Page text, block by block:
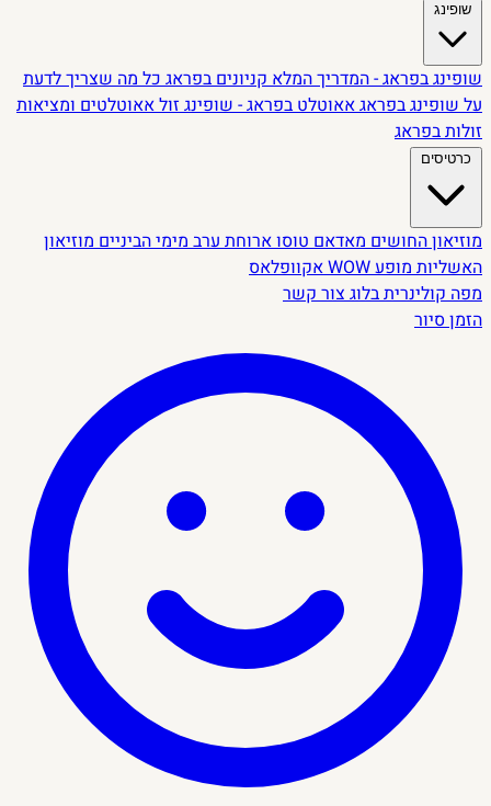
שופינג
שופינג בפראג - המדריך המלאקניונים בפראגכל מה שצריך לדעת
על שופינג בפראגאאוטלט בפראג - שופינג זולאאוטלטים ומציאות
זולות בפראג
כרטיסים
מוזיאון החושיםמאדאם טוסוארוחת ערב מימי הבינייםמוזיאון
האשליותמופע WOW
אקוופלאס
מפה קולינריתבלוגצור קשר
הזמן סיור